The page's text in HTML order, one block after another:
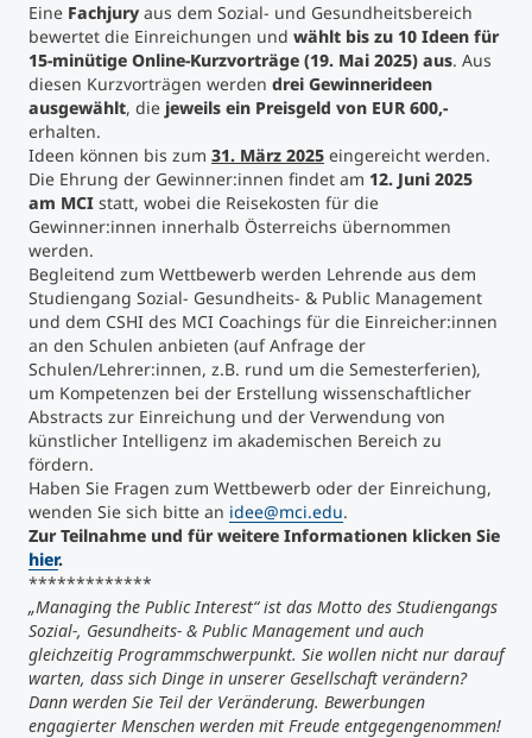
Eine Fachjury aus dem Sozial- und Gesundheitsbereich
bewertet die Einreichungen und wählt bis zu 10 Ideen für
15-minütige Online-Kurzvorträge (19. Mai 2025) aus. Aus
diesen Kurzvorträgen werden drei Gewinnerideen
ausgewählt, die jeweils ein Preisgeld von EUR 600,-
erhalten.
Ideen können bis zum 31. März 2025 eingereicht werden.
Die Ehrung der Gewinner:innen findet am 12. Juni 2025
am MCI statt, wobei die Reisekosten für die
Gewinner:innen innerhalb Österreichs übernommen
werden.
Begleitend zum Wettbewerb werden Lehrende aus dem
Studiengang Sozial- Gesundheits- & Public Management
und dem CSHI des MCI Coachings für die Einreicher:innen
an den Schulen anbieten (auf Anfrage der
Schulen/Lehrer:innen, z.B. rund um die Semesterferien),
um Kompetenzen bei der Erstellung wissenschaftlicher
Abstracts zur Einreichung und der Verwendung von
künstlicher Intelligenz im akademischen Bereich zu
fördern.
Haben Sie Fragen zum Wettbewerb oder der Einreichung,
wenden Sie sich bitte an idee@mci.edu.
Zur Teilnahme und für weitere Informationen klicken Sie
hier.
*************
„Managing the Public Interest“ ist das Motto des Studiengangs
Sozial-, Gesundheits- & Public Management und auch
gleichzeitig Programmschwerpunkt. Sie wollen nicht nur darauf
warten, dass sich Dinge in unserer Gesellschaft verändern?
Dann werden Sie Teil der Veränderung. Bewerbungen
engagierter Menschen werden mit Freude entgegengenommen!